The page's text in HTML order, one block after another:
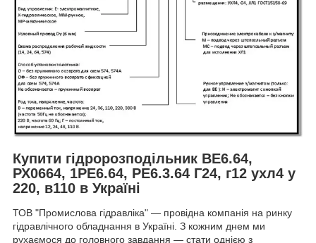
Купити гідророзподільник ВЕ6.64,
РХ0664, 1РЕ6.64, РЕ6.3.64 Г24, г12 ухл4 у
220, в110 в Україні
ТОВ "Промислова гідравліка" — провідна компанія на ринку
гідравлічного обладнання в Україні. З кожним днем ми
рухаємося до головного завдання — стати однією з